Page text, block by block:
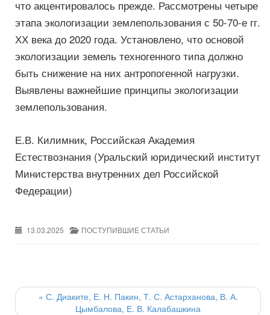
что акцентировалось прежде. Рассмотрены четыре
этапа экологизации землепользования с 50-70-е гг.
ХХ века до 2020 года. Установлено, что основой
экологизации земель техногенного типа должно
быть снижение на них антропогенной нагрузки.
Выявлены важнейшие принципы экологизации
землепользования.
Е.В. Килимник, Российская Академия
Естествознания (Уральский юридический институт
Министерства внутренних дел Российской
Федерации)
13.03.2025 ПОСТУПИВШИЕ СТАТЬИ
Post
navigation
« С. Диаките, Е. Н. Пакин, Т. С. Астарханова, В. А.
Цымбалова, Е. В. Калабашкина